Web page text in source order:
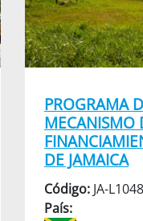
PROGRAMA
MECANISMO
DE JAMAICA
Código: JA-L1048
País: